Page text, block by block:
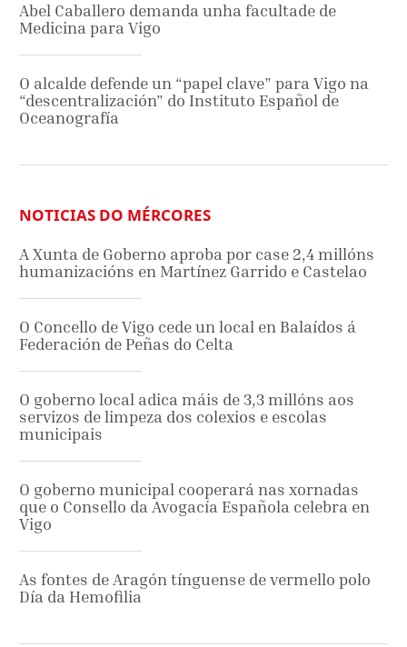
Abel Caballero demanda unha facultade de
Medicina para Vigo
O alcalde defende un “papel clave” para Vigo na
“descentralización” do Instituto Español de
Oceanografía
NOTICIAS DO MÉRCORES
A Xunta de Goberno aproba por case 2,4 millóns
humanizacións en Martínez Garrido e Castelao
O Concello de Vigo cede un local en Balaídos á
Federación de Peñas do Celta
O goberno local adica máis de 3,3 millóns aos
servizos de limpeza dos colexios e escolas
municipais
O goberno municipal cooperará nas xornadas
que o Consello da Avogacía Española celebra en
Vigo
As fontes de Aragón tínguense de vermello polo
Día da Hemofilia